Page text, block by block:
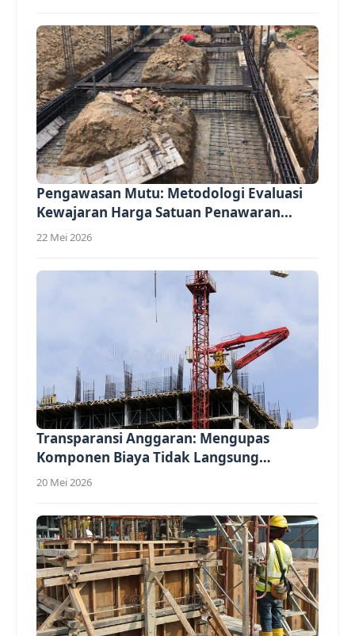
Pengawasan Mutu: Metodologi Evaluasi
Kewajaran Harga Satuan Penawaran...
22 Mei 2026
Transparansi Anggaran: Mengupas
Komponen Biaya Tidak Langsung
(Overhead)...
20 Mei 2026